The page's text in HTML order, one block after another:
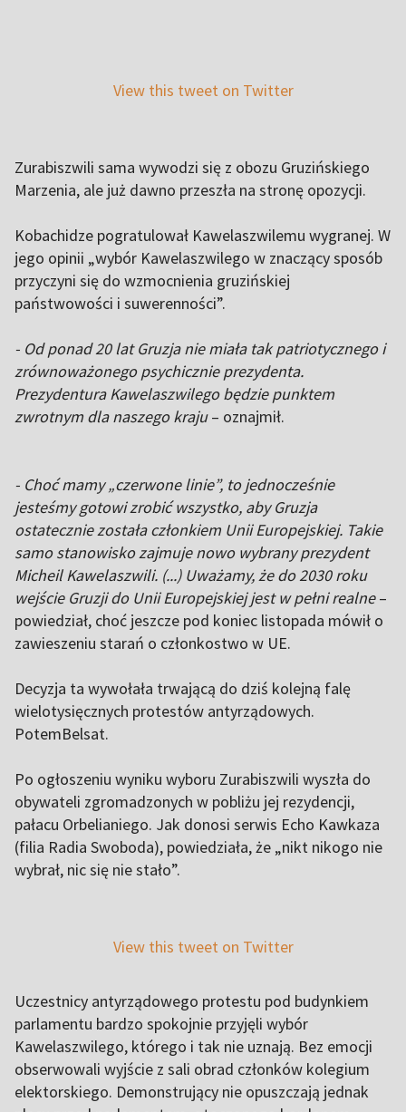
View this tweet on Twitter
Zurabiszwili sama wywodzi się z obozu Gruzińskiego
Marzenia, ale już dawno przeszła na stronę opozycji.
Kobachidze pogratulował Kawelaszwilemu wygranej. W
jego opinii „wybór Kawelaszwilego w znaczący sposób
przyczyni się do wzmocnienia gruzińskiej
państwowości i suwerenności”.
- Od ponad 20 lat Gruzja nie miała tak patriotycznego i
zrównoważonego psychicznie prezydenta.
Prezydentura Kawelaszwilego będzie punktem
zwrotnym dla naszego kraju– oznajmił.
- Choć mamy „czerwone linie”, to jednocześnie
jesteśmy gotowi zrobić wszystko, aby Gruzja
ostatecznie została członkiem Unii Europejskiej. Takie
samo stanowisko zajmuje nowo wybrany prezydent
Micheil Kawelaszwili. (...) Uważamy, że do 2030 roku
wejście Gruzji do Unii Europejskiej jest w pełni realne–
powiedział, choć jeszcze pod koniec listopada mówił o
zawieszeniu starań o członkostwo w UE.
Decyzja ta wywołała trwającą do dziś kolejną falę
wielotysięcznych protestów antyrządowych.
PotemBelsat.
Po ogłoszeniu wyniku wyboru Zurabiszwili wyszła do
obywateli zgromadzonych w pobliżu jej rezydencji,
pałacu Orbelianiego. Jak donosi serwis Echo Kawkaza
(filia Radia Swoboda), powiedziała, że „nikt nikogo nie
wybrał, nic się nie stało”.
View this tweet on Twitter
Uczestnicy antyrządowego protestu pod budynkiem
parlamentu bardzo spokojnie przyjęli wybór
Kawelaszwilego, którego i tak nie uznają. Bez emocji
obserwowali wyjście z sali obrad członków kolegium
elektorskiego. Demonstrujący nie opuszczają jednak